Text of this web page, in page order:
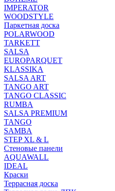
IMPERATOR
WOODSTYLE
Паркетная доска
POLARWOOD
TARKETT
SALSA
EUROPARQUET
KLASSIKA
SALSA ART
TANGO ART
TANGO CLASSIC
RUMBA
SALSA PREMIUM
TANGO
SAMBA
STEP XL & L
Стеновые панели
AQUAWALL
IDEAL
Краски
Террасная доска